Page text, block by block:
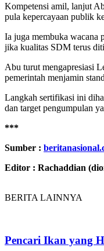
Kompetensi amil, lanjut
pula kepercayaan publik
Ia juga membuka wacana
jika kualitas SDM terus
Abu turut mengapresiasi
pemerintah menjamin
Langkah sertifikasi ini
dan target pengumpulan
***
Sumber :
Editor : Rachaddian
BERITA LAINNYA
Pencari Ikan yang